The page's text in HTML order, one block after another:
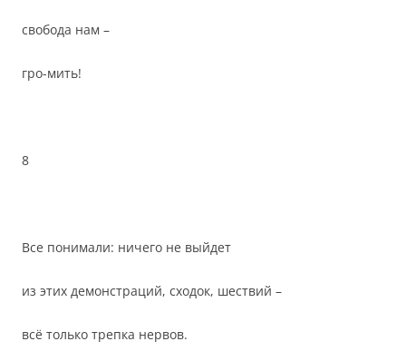
свобода нам –
гро-мить!
8
Все понимали: ничего не выйдет
из этих демонстраций, сходок, шествий –
всё только трепка нервов.